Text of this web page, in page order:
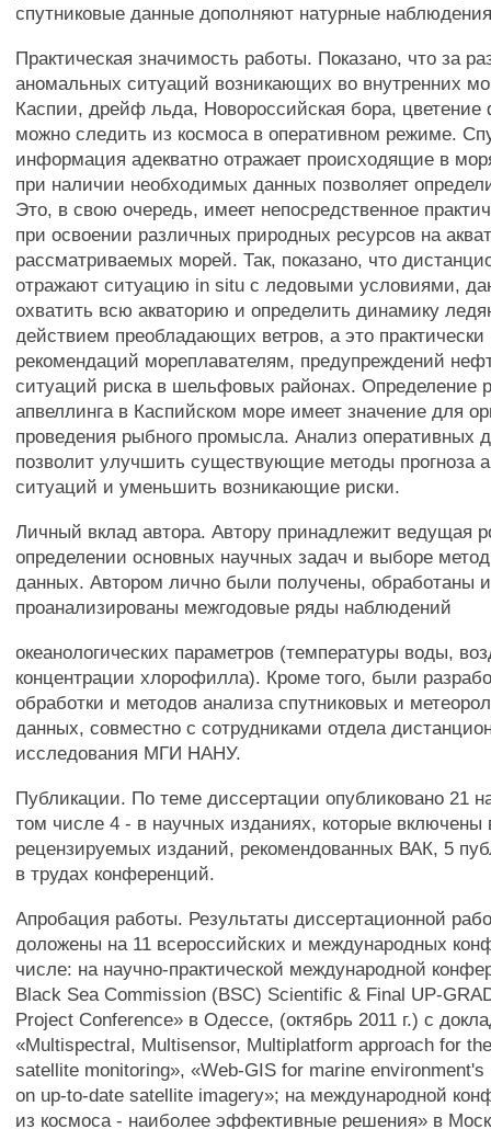
спутниковые данные дополняют натурные
Практическая значимость работы. Показано, что за
аномальных ситуаций возникающих во внутренних
Каспии, дрейф льда, Новороссийская бора, цветение
можно следить из космоса в оперативном режиме.
информация адекватно отражает происходящие в
при наличии необходимых данных позволяет
Это, в свою очередь, имеет непосредственное
при освоении различных природных ресурсов на
рассматриваемых морей. Так, показано, что
отражают ситуацию in situ с ледовыми условиями,
охватить всю акваторию и определить динамику
действием преобладающих ветров, а это
рекомендаций мореплавателям, предупреждений
ситуаций риска в шельфовых районах. Определение
апвеллинга в Каспийском море имеет значение для
проведения рыбного промысла. Анализ оперативных
позволит улучшить существующие методы прогноза
ситуаций и уменьшить возникающие риски.
Личный вклад автора. Автору принадлежит ведущая
определении основных научных задач и выборе
данных. Автором лично были получены, обработаны и
проанализированы межгодовые ряды наблюдений
океанологических параметров (температуры воды,
концентрации хлорофилла). Кроме того, были
обработки и методов анализа спутниковых и
данных, совместно с сотрудниками отдела
исследования МГИ НАНУ.
Публикации. По теме диссертации опубликовано 21
том числе 4 - в научных изданиях, которые включены
рецензируемых изданий, рекомендованных ВАК, 5
в трудах конференций.
Апробация работы. Результаты диссертационной
доложены на 11 всероссийских и международных
числе: на научно-практической международной
Black Sea Commission (BSC) Scientific & Final UP-
Project Conference» в Одессе, (октябрь 2011 г.) с
«Multispectral, Multisensor, Multiplatform approach for
satellite monitoring», «Web-GIS for marine
on up-to-date satellite imagery»; на международной
из космоса - наиболее эффективные решения» в